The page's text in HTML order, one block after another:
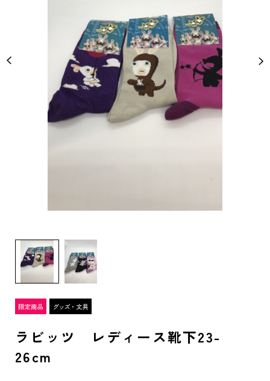
ラビッツ レディース靴下23-
26cm